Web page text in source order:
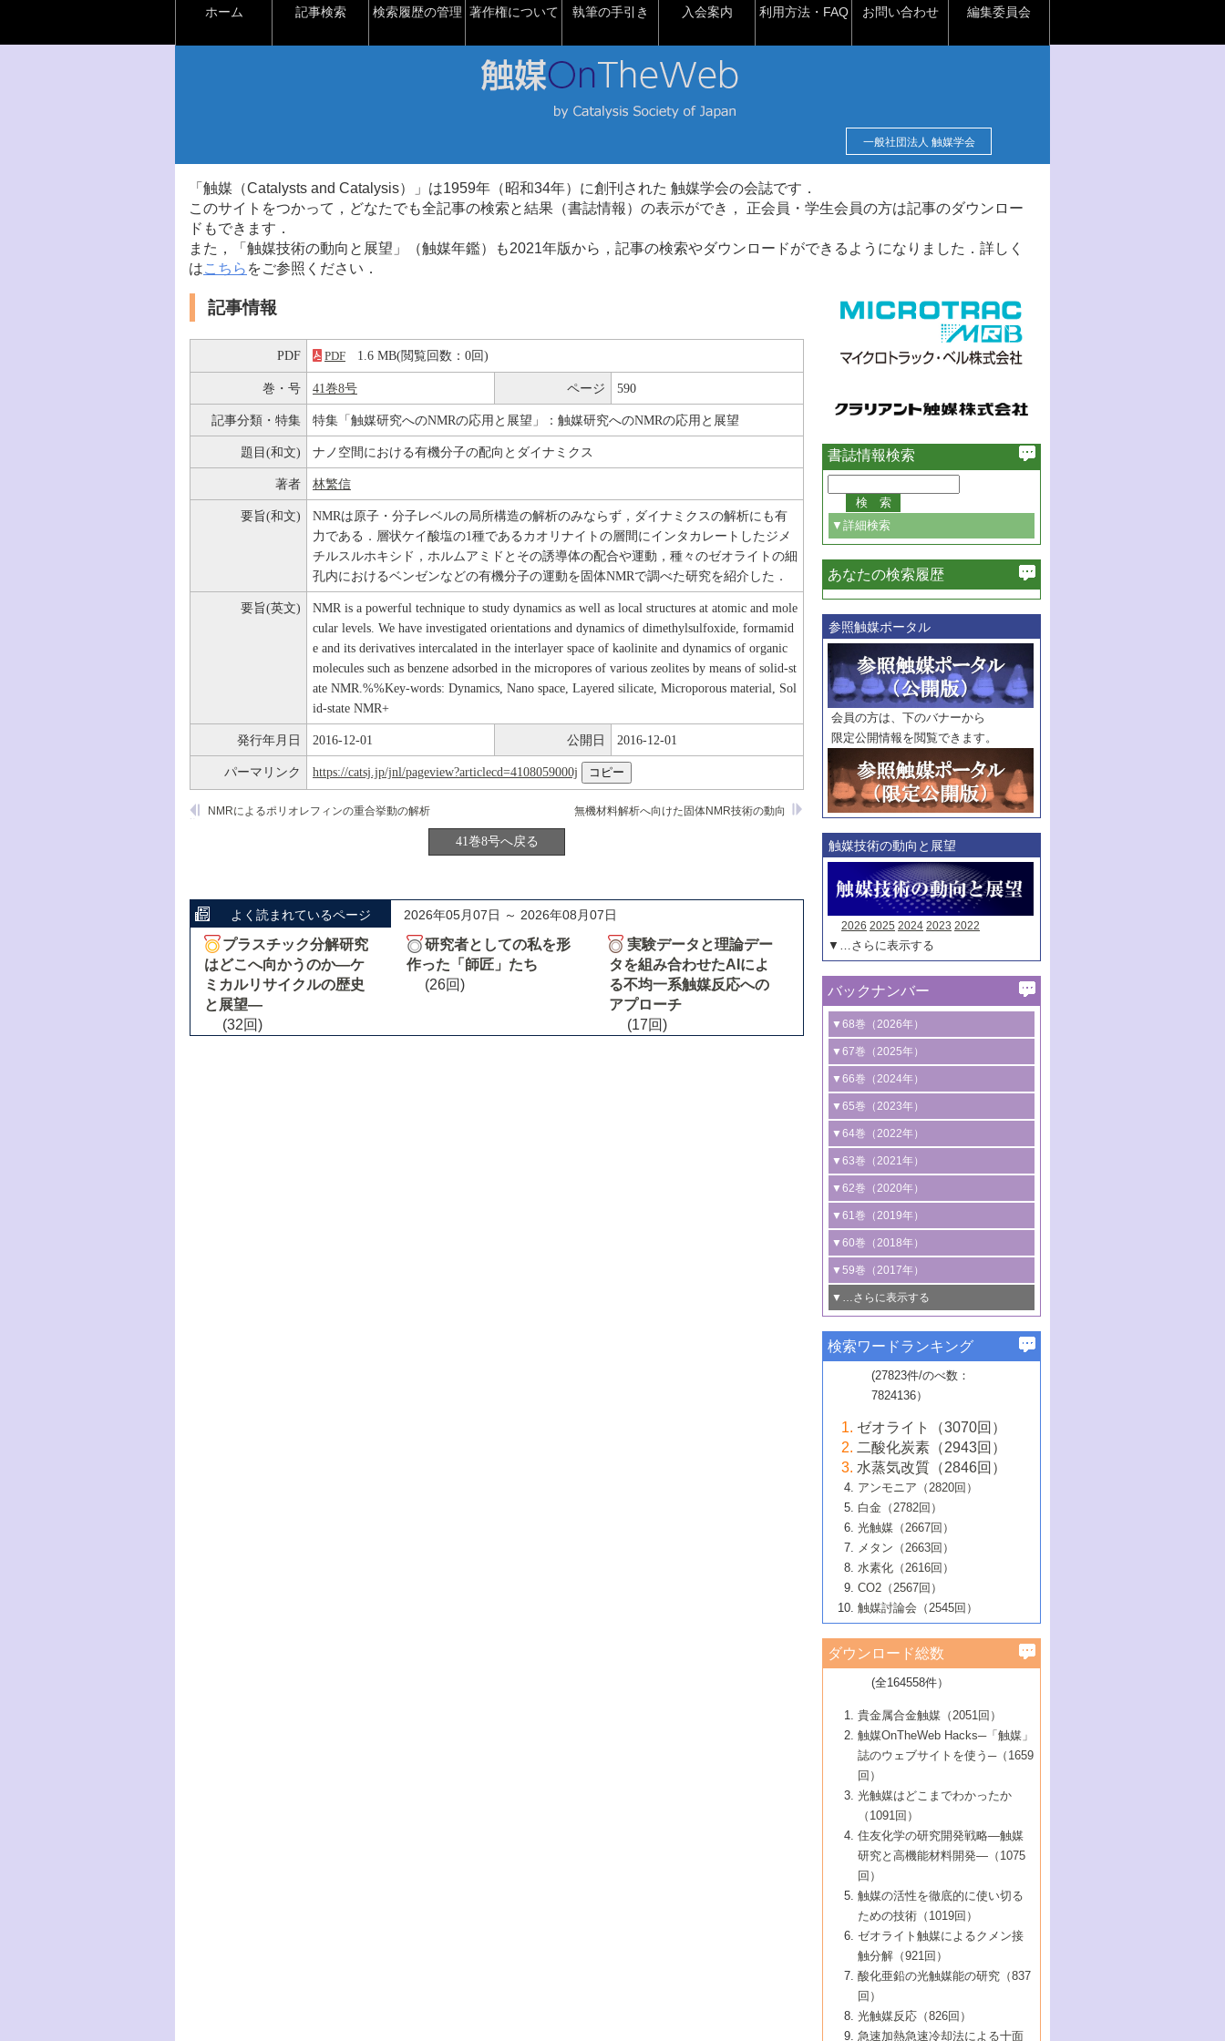
ホーム 記事検索 検索履歴の管理 著作権について 執筆の手引き 入会案内 利用方法・FAQ お問い合わせ 編集委員会
一般社団法人 触媒学会
「触媒（Catalysts and Catalysis）」は1959年（昭和34年）に創刊された 触媒学会の会誌です．
このサイトをつかって，どなたでも全記事の検索と結果（書誌情報）の表示ができ， 正会員・学生会員の方は記事のダウンロー
ドもできます．
また，「触媒技術の動向と展望」（触媒年鑑）も2021年版から，記事の検索やダウンロードができるようになりました．詳しく
はこちら をご参照ください．
記事情報
PDF PDF 1.6 MB(閲覧回数：0回)
巻・号 41巻8号 ページ 590
記事分類・特集 特集「触媒研究へのNMRの応用と展望」：触媒研究へのNMRの応用と展望
題目(和文) ナノ空間における有機分子の配向とダイナミクス
著者 林繁信
要旨(和文)
NMRは原子・分子レベルの局所構造の解析のみならず，ダイナミクスの解析にも有
力である．層状ケイ酸塩の1種であるカオリナイトの層間にインタカレートしたジメ
チルスルホキシド，ホルムアミドとその誘導体の配合や運動，種々のゼオライトの細
孔内におけるベンゼンなどの有機分子の運動を固体NMRで調べた研究を紹介した．
要旨(英文)
NMR is a powerful technique to study dynamics as well as local structures at atomic and mole
cular levels. We have investigated orientations and dynamics of dimethylsulfoxide, formamid
e and its derivatives intercalated in the interlayer space of kaolinite and dynamics of organic
molecules such as benzene adsorbed in the micropores of various zeolites by means of solid-st
ate NMR.%%Key-words: Dynamics, Nano space, Layered silicate, Microporous material, Sol
id-state NMR+
発行年月日 2016-12-01 公開日 2016-12-01
パーマリンク https://catsj.jp/jnl/pageview?articlecd=4108059000j
無機材料解析へ向けた固体NMR技術の動向
NMRによるポリオレフィンの重合挙動の解析
41巻8号へ戻る
よく読まれているページ 2026年05月07日 ～ 2026年08月07日
プラスチック分解研究
はどこへ向かうのか―ケ
ミカルリサイクルの歴史
と展望―
(32回)
研究者としての私を形
作った「師匠」たち
(26回)
実験データと理論デー
タを組み合わせたAIによ
る不均一系触媒反応への
アプローチ
(17回)
書誌情報検索
▼詳細検索
必ず含む
巻・号指定
巻
号
範囲指定
巻
号～
巻
号
触媒年鑑
年度
記事種別
マーク：
マークあり
あなたの検索履歴
参照触媒ポータル
会員の方は、下のバナーから
限定公開情報を閲覧できます。
触媒技術の動向と展望
2026 2025 2024 2023 2022
▼…さらに表示する
バックナンバー
▼68巻（2026年）
1号 過酸化水素合成に関する研究動向
2号 コンピューター技術により加速する
触媒開発
3号 有機分子変換やCO 資源化のための
光触媒に関する最近の研究
B号 第137回触媒討論会（2026年）
▼67巻（2025年）
1号 CO
水素化によるグリーン燃料/グリ
ーンケミカル製造
2号 水素製造のための水分解技術に関す
る最近の研究
3号 オレフィン系樹脂の精密合成に関す
る最新技術
4号 アルコール類の効率的変換を実現す
る非貴金属触媒の研究動向
5号 ゼオライトの合成と応用における研
究動向
6号 ヘテロ接合界面
B号 第135回触媒討論会（2025年）
▼66巻（2024年）
1号 低次元ナノ構造を有する触媒材料
2号 規制反応場を活用した固体触媒研究
の新展開
3号 未踏分子変換を目指した酸化触媒プ
ロセスの最前線
4号 シンクロトロン放射光および中性子
線を利用した触媒解析技術の最先端
5号 単原子触媒
6号 参照触媒委員会からのお知らせ
B号 第133回触媒討論会（2023年）
▼65巻（2023年）
1号 炭素が関わる触媒機能
2号 プラスチックケミカルリサイクルの
ための触媒技術
3号 非酸化物系金属化合物を基盤とした
触媒材料の開発
4号 格子酸素・格子酸素欠陥を利用した
触媒反応
5号 生体触媒によるエネルギー変換反応
6号 窒素とリンの循環のための触媒・機
能性材料
▼64巻（2022年）
1号 合成ガス製造とCOを用いるケミカル
ズ合成の最新動向
2号 化学品合成のための合金触媒開発
3号 CO の排出削減および有効活用のた
めの触媒技術
4号 若手による情報発信企画～とびたて
若き触媒の研究者たち～（1）
若き触媒の研究者たち～（2）
6号 石油のノーブル・ユースを志向した
触媒技術
大学：オンライン・対面開催）
▼63巻（2021年）
1号 金触媒の新展開
2号 ペロブスカイト
3号 特殊反応場を利用した触媒的分子変
換反応
4号 多孔質材料を用いた触媒の新展開
5号 情報学的手法を用いた触媒開発
6号 カーボンニュートラルに向けた電解
技術
B号 第127回触媒討論会（2021年・オン
ライン開催(Zoom)のみ）
▼62巻（2020年）
1号 触媒設計を拓く欠陥構造のキャラク
タリゼーション
2号 機能化学品製造に資するクリーンな
触媒的酸化反応
3号 水処理のための触媒化学
4号 光触媒を用いた水分解の最新の研究
動向
5号 次世代の触媒プロセスを支えるマイ
6号 メタン転換技術の最新動向
B号 第125回触媒討論会（2020年・工学
院大学）
▼61巻（2019年）
1号 物質移動制御に着目した触媒プロセ
ス開発
2号 CO2 フリー水素サプライチェーンに
関わる触媒開発動向
3号 精密高分子合成に関する最近の研究
動向
4号 バイオマス化成品製造のための触媒
5号 固体触媒による含窒素有機化合物変
換の最前線
6号 貴金属使用量低減に向けた自動車排
ガス浄化触媒の開発
B号 第123回触媒討論会（2019年・大阪
▼60巻（2018年）
1号 固体酸触媒の最新の研究動向
2号 二酸化炭素からの有用化学品合成
3号 ナノ粒子・クラスター触媒の最前線
4号 60周年記念企画
5号 進化するゼオライト合成技術
6号 非貴金属系触媒における電気化学的
B号 第121回触媒討論会（2018年・東京
大学）
▼59巻（2017年）
1号 いたるところに，触媒
最先端技術
3号 無機分離膜材料の開発と触媒反応プ
ロセスへの適用
5号 水素のふるまいを解き明かす最先端
研究
6号 低級アルカンの有効利用のための触
媒技術
B号 第119回触媒討論会（2017年・首都
大学東京）
▼…さらに表示する
1号 ユニークな構造の高分子を生み出す触
2号 リグニンからの化成品製造に向けた触
媒技術
3号 触媒研究の最先端～とびたて若き研究
者たち～（1）
4号 触媒研究の最先端～とびたて若き研究
者たち～（2）
5号 触媒研究の最先端～とびたて若き研究
者たち～（3）
6号 イオニクス材料と燃料電池・電解合成
の最新の研究動向
B号 第117回触媒討論会（2016年・大阪府
立大学）
▼57巻（2015年）
1号 水素キャリアにかかわる触媒技術の新
2号 石油精製用触媒の最近の進展
3号 固体酸化物形燃料電池（SOFC）におけ
るアノード触媒上での燃料直接改質技術
4号 コアシェル構造の制御による触媒機能
5号 工業触媒およびその周辺技術の最近の
進歩
6号 ナノシート
B号 第115回触媒討論会（2015年・成蹊大
▼56巻（2014年）
2号 光触媒反応機構に関する最新の研究動
向
開発動向
4号 人工光合成に向けた近年のアプローチ
5号 未利用熱エネルギーの有効活用に貢献
する触媒技術
6号 ポリオキソメタレート
B号 第113回触媒討論会（2014年・ロワジ
ールホテル豊橋）
1号 高耐久性燃料電池システム用触媒にお
ける新展開
2号 リビングラジカル重合の最近の動向
3号 天然ガスの化学工業的展開に関する触
媒技術
4号 貴金属触媒の精密構造制御とその活用
5号 バイオマス化成品製造のための固体触
6号 ナノ空間─吸着状態解析から新機能開拓
B号 第111回触媒討論会（2013年・関西大
▼54巻（2012年）
1号 規則性多孔体の利用技術における最近
の進歩
2号 第109回触媒討論会
3号 貴金属低減技術の最新動向
4号 貴金属代替技術の最新動向
5号 光触媒による物質変換反応の新展開
6号 グラフェン
7号 水素を利用する化成品合成の新潮流
▼53巻（2011年）
1号 金属学から見る合金触媒の新展開
2号 第107回触媒討論会
3号 触媒のその場観察法の進歩（１）
4号 触媒のその場観察法の進歩（２）
5号 不活性結合の触媒的活性化による有機
合成
6号 新しい固体酸触媒技術
7号 ゼオライト合成における最近の進歩
▼52巻（2010年）
1号 触媒の劣化対策と長寿命触媒開発
2号 第105回触媒討論会
3号 ナノ構造が拓く新機能
4号 活性サイトおよびその環境の精密な設
計による触媒の高機能化
5号 触媒を有効に使うための技術
7号 有機分子触媒による精密有機合成
8号 高機能化ポリオレフィンに向けた重合
触媒の最近の進展
1号 炭素材料－熱い注目を集める材料－
2号 第103回触媒討論会
3号 環境浄化用光触媒の現状と課題
4号 水素社会の実現に向けた水素製造・貯
蔵技術の進歩
5号 CO2が関わる触媒・材料
7号 持続可能社会実現のための触媒および
触媒関連技術
▼50巻（2008年）
1号 触媒化学と学会のこの10年，半世紀，
そして未来
2号 第101回触媒討論会
4号 錯体を利用したユニークな表面構造の
構築と機能
5号 若手会員による触媒研究の未来展望1：
企業編
6号 第102回触媒討論会
7号 触媒・化学反応における計算化学の進
8号 若手研究者による触媒研究の未来展望
2：大学・研究所編
▼49巻（2007年）
1号 含フッ素化合物の合成と触媒
2号 第99回触媒討論会
3号 実用的ファインケミカル合成プロセス
を実現する触媒
5号 こんな物質，あんな物質―新たな触媒
の可能性―
7号 『結晶の化学』を活かした触媒研究
8号 イオン液体の応用
▼48巻（2006年）
1号 固体酸触媒の最近の進歩
2号 第97回触媒討論会
3号 リビング重合触媒の最近の展開
5号 水素製造・貯蔵のための触媒技術の新
しい展開
6号 第98回触媒討論会
7号 基礎化学品製造の触媒技術
8号 多機能型リアクター
1号 最近の触媒担体とその効果
2号 第95回触媒討論会
4号 水分解用光触媒材料
5号 時間分解分光の進歩と応用
6号 第96回触媒討論会
8号 超臨界流体を用いた化学プロセスの新
▼46巻（2004年）
1号 部分酸化反応触媒の最前線
2号 第93回触媒討論会
3号 特殊エネルギー場の触媒反応
4号 生体内における金属の触媒作用
5号 ファインケミカルズの展開に寄与する
6号 第94回触媒討論会
7号 サブナノレベルでみた新しい表面現象
8号 オレフィン重合触媒の新たな展
▼45巻（2003年）
1号 なぜこの触媒が良いのか？
2号 第91回触媒討論会
3号 最近の自動車排ガス処理技術
4号 触媒研究の現状と将来─第90回触媒討論
5号 基礎化学品製造の触媒技術
6号 第92回触媒討論会
7号 基礎化学品製造の触媒技術
8号 資源の循環と触媒技術
▼44巻（2002年）
1号 高次制御された触媒の化学
2号 第89回触媒討論会
3号 触媒を利用した電気化学の新展開
4号 ナノ材料の調製と機能化
5号 こんな触媒が欲しい
6号 第90回触媒討論会
7号 触媒研究と学術雑誌/情報
8号 若い世代からみた触媒化学の現状と未
▼43巻（2001年）
1号 グリーンケミストリーと触媒
2号 第87回触媒討論会特集号
3号 生体触媒とバイオプロセス
4号 水素製造・利用の触媒化学
5号 触媒研究における新しい切り口：コン
ビナトリアルケミストリー
6号 第88回触媒討論会特集号
7号 企業における触媒研究のブレークスル
8号 この材料を触媒として使ってみません
▼42巻（2000年）
1号 触媒反応工学の明日を拓く
2号 第85回触媒討論会
3号 反応ダイナミクス
5号 触媒のおもしろさをどのように伝える
6号 第86回触媒討論会
7号 水素化精製触媒の新しい展開
8号 新しい反応性と機能性を目指した金属
クラスタ-化学
▼41巻（1999年）
1号 孔、穴、あな?-特異な空間とその利用-
2号 第83回触媒討論会
3号 均一系触媒反応最前線
4号 実用炭素材料の新展開
5号 研究の方法論を考える
7号 機能性金属材料と触媒
8号 触媒研究へのNMRの応用と展望
▼40巻（1998年）
進展と21世紀への提言/創立40周年記念・触
媒学会この10年の歩みとこれから/創立40周
2号 第81回触媒討論会
3号 計算機触媒化学へのさそい
4号 触媒劣化の制御と予測
5号 最新の実用プロセスと触媒
6号 第82回触媒討論会
1号 均一系と不均一系触媒反応-その特徴と
接点
2号 第79回触媒討論会
3号 最新NO除去触媒の実用化研究
4号 新しい反応場を目指した触媒調製
5号 反応・分離技術の新しい展開
6号 第80回触媒討論会
▼38巻（1996年）
1号 触媒の構造と触媒作用/C1化学を中心と
する21世紀への触媒
3号 オリンピックメダル:金・銀・銅はどん
な触媒作用を示すか
4号 触媒作用における機能の複合化
▼37巻（1995年）
1号 ファインケミカルズと固体触媒
2号 第75回触媒討論会
3号 希土類を利用した触媒
4号 触媒とリサイクル
5号 エネルギー変換触媒
▼36巻（1994年）
1号 電気化学と触媒
2号 第73回触媒討論会
3号 C4化学の展開
4号 《通常号》
▼35巻（1993年）
1号 工業触媒開発マニュアル―探索から工
業化まで
2号 第71回触媒討論会
▼34巻（1992年）
1号 インパクトを与えたこの研究
2号 第69回触媒討論会
▼33巻（1991年）
1号 触媒プロセス開発マニュアル―探索か
▼32巻（1990年）
検索ワードランキング
(27823件/のべ数：
7824136）
ゼオライト（3070回）
二酸化炭素（2943回）
水蒸気改質（2846回）
アンモニア（2820回）
白金（2782回）
光触媒（2667回）
メタン（2663回）
水素化（2616回）
CO2（2567回）
触媒討論会（2545回）
ダウンロード総数
(全164558件）
貴金属合金触媒（2051回）
触媒OnTheWeb Hacks─「触媒」
誌のウェブサイトを使う─（1659
回）
光触媒はどこまでわかったか
（1091回）
住友化学の研究開発戦略―触媒
研究と高機能材料開発―（1075
回）
触媒の活性を徹底的に使い切る
ための技術（1019回）
ゼオライト触媒によるクメン接
触分解（921回）
酸化亜鉛の光触媒能の研究（837
回）
光触媒反応（826回）
急速加熱急速冷却法による十面